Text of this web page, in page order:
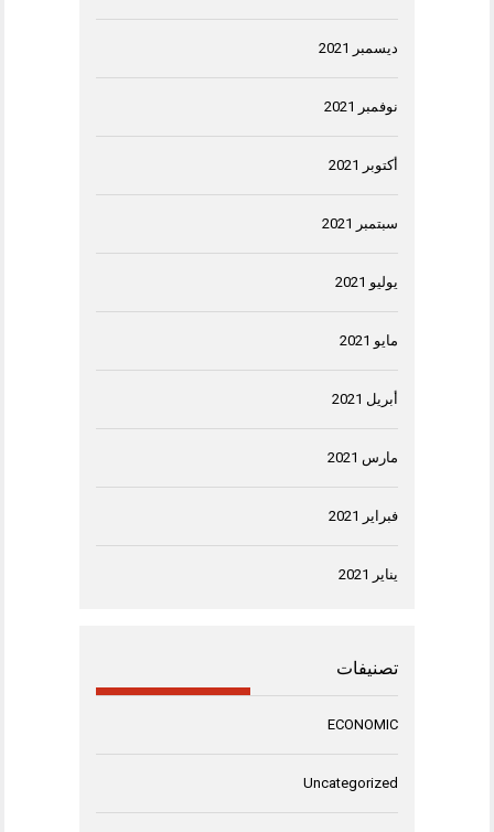
ديسمبر 2021
نوفمبر 2021
أكتوبر 2021
سبتمبر 2021
يوليو 2021
مايو 2021
أبريل 2021
مارس 2021
فبراير 2021
يناير 2021
تصنيفات
ECONOMIC
Uncategorized